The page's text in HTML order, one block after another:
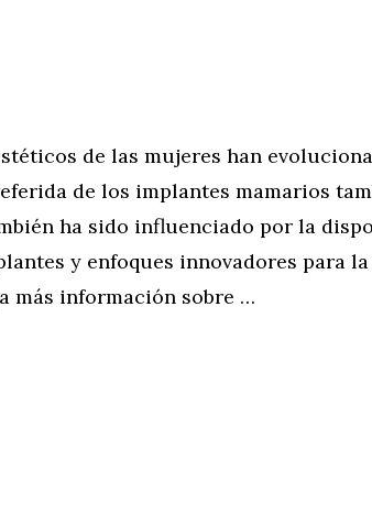
de las mujeres han
de los implantes mamarios
ha sido influenciado por la
y enfoques innovadores para
más información sobre …